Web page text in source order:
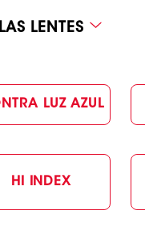
LENTES
LUZ AZUL
HI INDEX